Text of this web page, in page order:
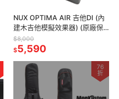
NUX OPTIMA AIR 吉他DI (內
建木吉他模擬效果器) (原廠保
固)
$8,000
$5,590
76
折